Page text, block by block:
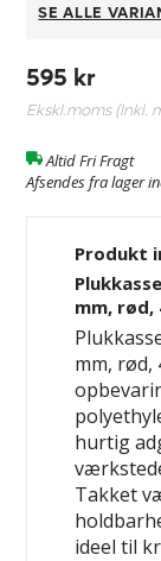
SE ALLE
595 kr
Ekskl.moms (Inkl.
Altid Fri Fragt
Afsendes fra lager
Produkt
mm, rød,
mm,
hurtig
Takket
ideel til